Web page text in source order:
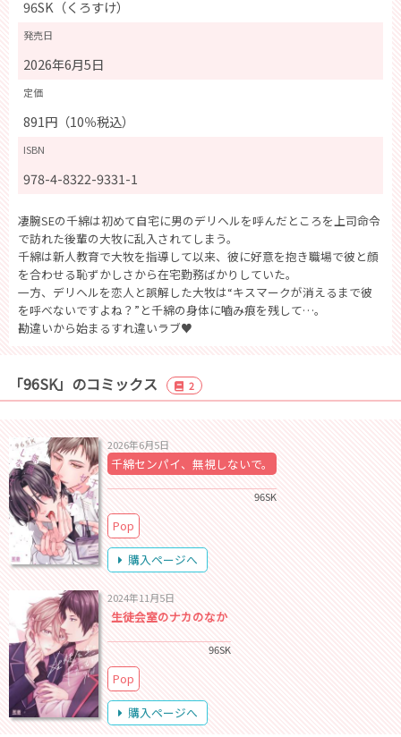
96SK（くろすけ）
発売日
2026年6月5日
定価
891円（10％税込）
ISBN
978-4-8322-9331-1
凄腕SEの千綿は初めて自宅に男のデリヘルを呼んだところを上司命令
で訪れた後輩の大牧に乱入されてしまう。
千綿は新人教育で大牧を指導して以来、彼に好意を抱き職場で彼と顔
を合わせる恥ずかしさから在宅勤務ばかりしていた。
一方、デリヘルを恋人と誤解した大牧は“キスマークが消えるまで彼
を呼べないですよね？”と千綿の身体に嚙み痕を残して…。
勘違いから始まるすれ違いラブ♥
「96SK」のコミックス 2
2026年6月5日
千綿センパイ、無視しないで。
96SK
Pop
購入ページへ
2024年11月5日
生徒会室のナカのなか
96SK
Pop
購入ページへ